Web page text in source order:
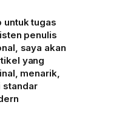
untuk tugas
penulis
saya akan
yang
menarik,
standar